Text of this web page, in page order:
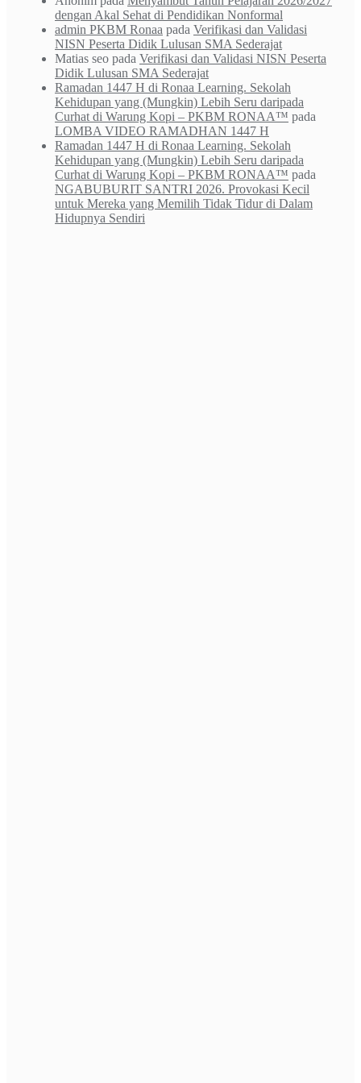
dengan Akal Sehat di Pendidikan Nonformal
admin PKBM Ronaa pada Verifikasi dan Validasi
NISN Peserta Didik Lulusan SMA Sederajat
Matias seo pada Verifikasi dan Validasi NISN Peserta
Didik Lulusan SMA Sederajat
Ramadan 1447 H di Ronaa Learning. Sekolah
Kehidupan yang (Mungkin) Lebih Seru daripada
Curhat di Warung Kopi – PKBM RONAA™ pada
LOMBA VIDEO RAMADHAN 1447 H
Ramadan 1447 H di Ronaa Learning. Sekolah
Kehidupan yang (Mungkin) Lebih Seru daripada
Curhat di Warung Kopi – PKBM RONAA™ pada
NGABUBURIT SANTRI 2026. Provokasi Kecil
untuk Mereka yang Memilih Tidak Tidur di Dalam
Hidupnya Sendiri